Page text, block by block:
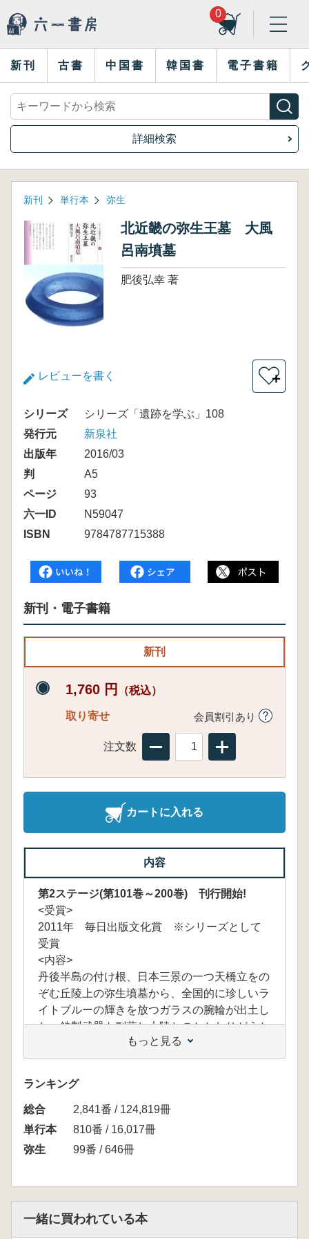
0
新刊 古書 中国書 韓国書 電子書籍
詳細検索
新刊 単行本 弥生
北近畿の弥生王墓 大風
呂南墳墓
肥後弘幸 著
レビューを書く ＋
シリーズ
シリーズ「遺跡を学ぶ」108
発行元
新泉社
出版年
2016/03
判
A5
ページ
93
六一ID
N59047
ISBN
9784787715388
新刊・電子書籍
新刊
1,760 円 （税込）
取り寄せ 会員割引あり
注文数
カートに入れる
内容
第2ステージ(第101巻～200巻) 刊行開始!
<受賞>
2011年 毎日出版文化賞 ※シリーズとして
受賞
<内容>
丹後半島の付け根、日本三景の一つ天橋立をの
ぞむ丘陵上の弥生墳墓から、全国的に珍しいラ
イトブルーの輝きを放つガラスの腕輪が出土し
た。鉄製武器も副葬し大陸とのかかわりがうか
がえる“王墓”から、弥生時代の北近畿に生まれ
いづる「クニ」の姿を追究する。
<目次>
第1章 蒼きガラスの腕輪
1 天橋立を見下ろす丘陵
2 ライトブルーのガラス釧
第2章 北近畿の「王」の墓
1 丘陵の上の墳墓
もっと見る
ランキング
総合
2,841番 / 124,819冊
単行本
810番 / 16,017冊
弥生
99番 / 646冊
一緒に買われている本